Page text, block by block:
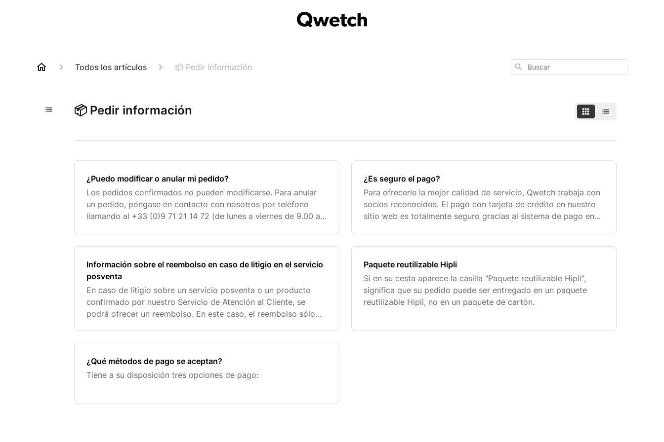
Todos los artículos 📦 Pedir información Buscar
📦 Pedir información
¿Puedo modificar o anular mi pedido?
Los pedidos confirmados no pueden modificarse. Para anular
un pedido, póngase en contacto con nosotros por teléfono
llamando al +33 (0)9 71 21 14 72 (de lunes a viernes de 9.00 a
¿Es seguro el pago?
Para ofrecerle la mejor calidad de servicio, Qwetch trabaja con
socios reconocidos. El pago con tarjeta de crédito en nuestro
sitio web es totalmente seguro gracias al sistema de pago en
Información sobre el reembolso en caso de litigio en el servicio
posventa
En caso de litigio sobre un servicio posventa o un producto
confirmado por nuestro Servicio de Atención al Cliente, se
podrá ofrecer un reembolso. En este caso, el reembolso sólo
Paquete reutilizable Hipli
Si en su cesta aparece la casilla "Paquete reutilizable Hipli",
significa que su pedido puede ser entregado en un paquete
reutilizable Hipli, no en un paquete de cartón.
¿Qué métodos de pago se aceptan?
Tiene a su disposición tres opciones de pago: